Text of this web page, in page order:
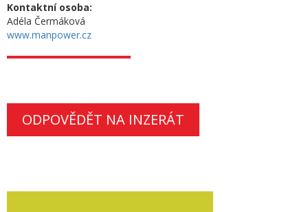
Kontaktní osoba:
Adéla Čermáková
www.manpower.cz
ODPOVĚDĚT NA INZERÁT